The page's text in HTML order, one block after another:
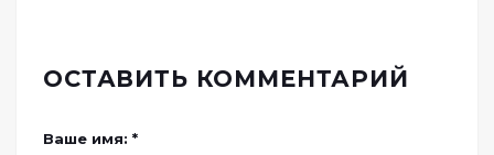
ОСТАВИТЬ КОММЕНТАРИЙ
Ваше имя: *